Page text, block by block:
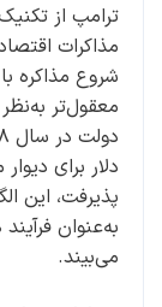
مذاکرات
شروع مذاکره
معقول‌تر
دلار برای
پذیرفت، این
به‌عنوان
می‌بیند.